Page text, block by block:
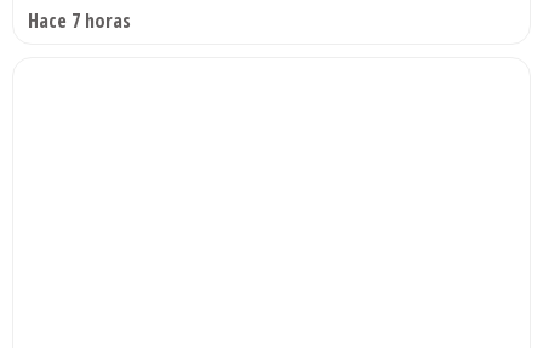
Hace 7 horas